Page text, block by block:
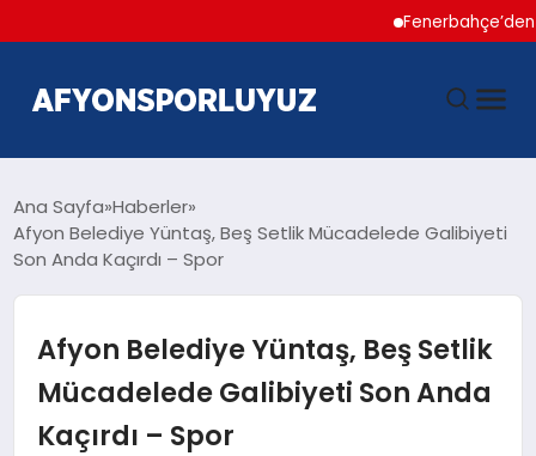
Fenerbahçe’den
HABERLER
AFYONSPOR
FUTBOL
Ana Sayfa Haberler
Afyon Belediye Yüntaş, Beş Setlik Mücadelede Galibiyeti
Son Anda Kaçırdı – Spor
Afyon Belediye Yüntaş, Beş Setlik
Mücadelede Galibiyeti Son Anda
Kaçırdı – Spor